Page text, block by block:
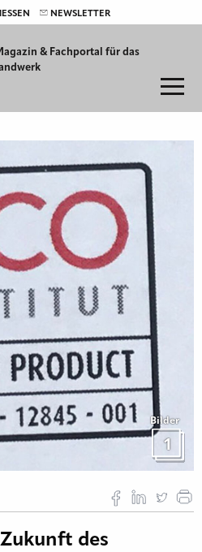
NEWSLETTER
& Fachportal für das
Bilder
1
des